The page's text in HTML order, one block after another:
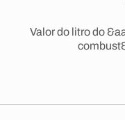
Valor do litro do